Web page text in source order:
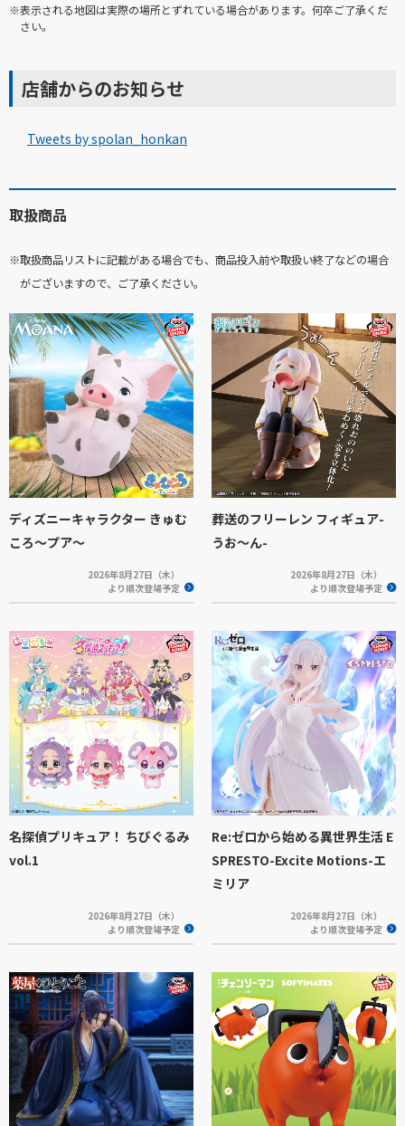
※表示される地図は実際の場所とずれている場合があります。何卒ご了承くだ
さい。
店舗からのお知らせ
Tweets by spolan_honkan
取扱商品
※取扱商品リストに記載がある場合でも、商品投入前や取扱い終了などの場合
がございますので、ご了承ください。
ディズニーキャラクター きゅむ
ころ～プア～
2026年8月27日（木）
より順次登場予定
葬送のフリーレン フィギュア-
うお～ん-
2026年8月27日（木）
より順次登場予定
名探偵プリキュア！ ちびぐるみ
vol.1
2026年8月27日（木）
より順次登場予定
Re:ゼロから始める異世界生活 E
SPRESTO-Excite Motions-エ
ミリア
2026年8月27日（木）
より順次登場予定